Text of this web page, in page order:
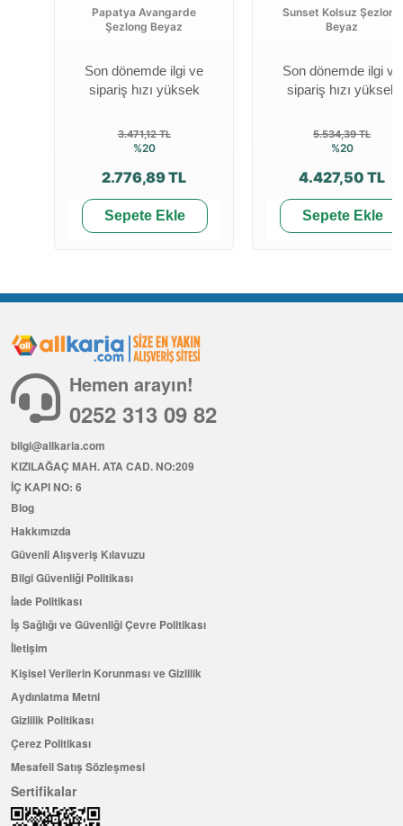
Papatya Avangarde
Şezlong Beyaz
Son dönemde ilgi ve
sipariş hızı yüksek
3.471,12 TL
%20
2.776,89 TL
Sepete Ekle
Sunset Kolsuz Şezlong
Beyaz
Son dönemde ilgi ve
sipariş hızı yüksek
5.534,39 TL
%20
4.427,50 TL
Sepete Ekle
Hemen arayın!
0252 313 09 82
bilgi@allkaria.com
KIZILAĞAÇ MAH. ATA CAD. NO:209
İÇ KAPI NO: 6
Blog
Hakkımızda
Güvenli Alışveriş Kılavuzu
Bilgi Güvenliği Politikası
İade Politikası
İş Sağlığı ve Güvenliği Çevre Politikası
İletişim
Kişisel Verilerin Korunması ve Gizlilik
Aydınlatma Metni
Gizlilik Politikası
Çerez Politikası
Mesafeli Satış Sözleşmesi
Sertifikalar